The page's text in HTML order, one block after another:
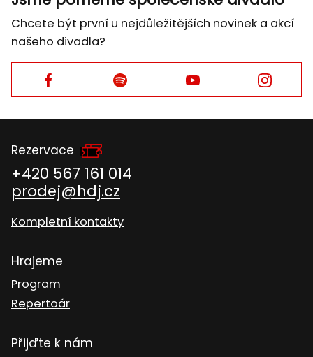
Chcete být první u nejdůležitějších novinek a akcí
našeho divadla?
Facebook Facebook Facebook Facebook
Rezervace
+420 567 161 014
prodej@hdj.cz
Kompletní kontakty
Hrajeme
Program
Repertoár
Přijďte k nám